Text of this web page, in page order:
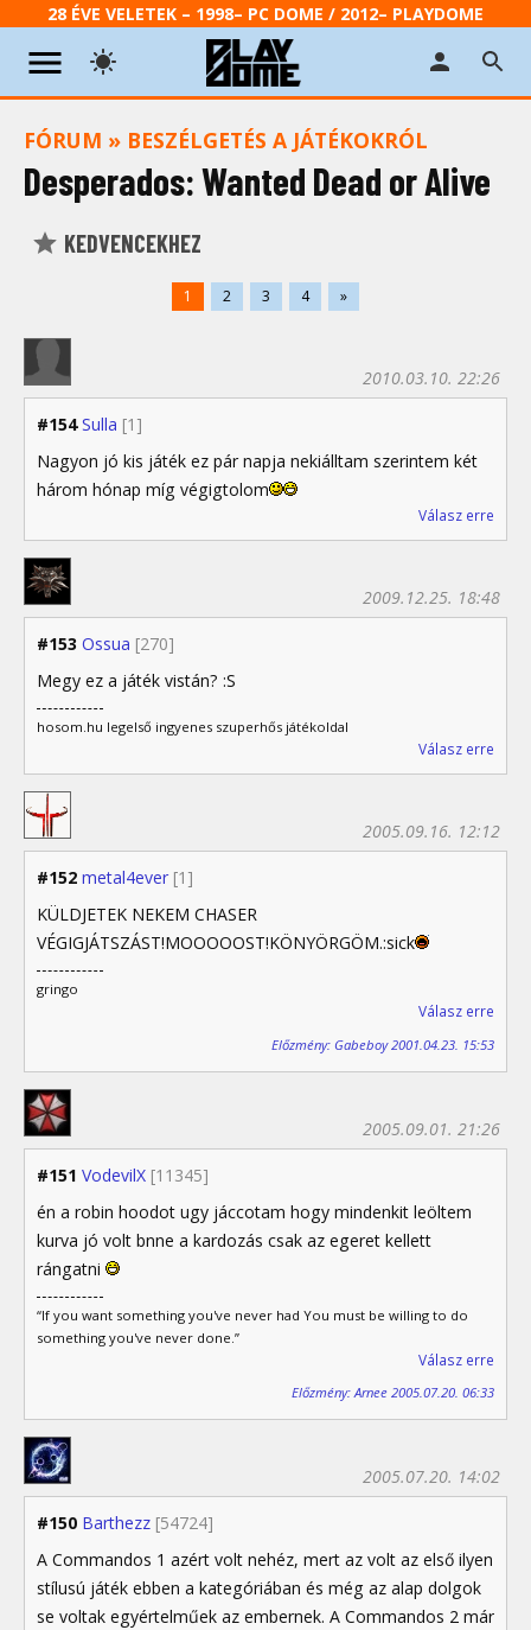
28 ÉVE VELETEK – 1998– PC DOME / 2012– PLAYDOME
FÓRUM » BESZÉLGETÉS A JÁTÉKOKRÓL
Desperados: Wanted Dead or Alive
KEDVENCEKHEZ
1 2 3 4 »
#154 Sulla [1]
2010.03.10. 22:26
Nagyon jó kis játék ez pár napja nekiálltam szerintem két
három hónap míg végigtolom
Válasz erre
#153 Ossua [270]
2009.12.25. 18:48
Megy ez a játék vistán? :S
hosom.hu legelső ingyenes szuperhős játékoldal
Válasz erre
#152 metal4ever [1]
2005.09.16. 12:12
KÜLDJETEK NEKEM CHASER
VÉGIGJÁTSZÁST!MOOOOOST!KÖNYÖRGÖM.:sick
gringo
Válasz erre
Előzmény: Gabeboy 2001.04.23. 15:53
#151 VodevilX [11345]
2005.09.01. 21:26
én a robin hoodot ugy jáccotam hogy mindenkit leöltem
kurva jó volt bnne a kardozás csak az egeret kellett
rángatni
“If you want something you've never had You must be willing to do
something you've never done.”
Válasz erre
Előzmény: Arnee 2005.07.20. 06:33
#150 Barthezz [54724]
2005.07.20. 14:02
A Commandos 1 azért volt nehéz, mert az volt az első ilyen
stílusú játék ebben a kategóriában és még az alap dolgok
se voltak egyértelműek az embernek. A Commandos 2 már